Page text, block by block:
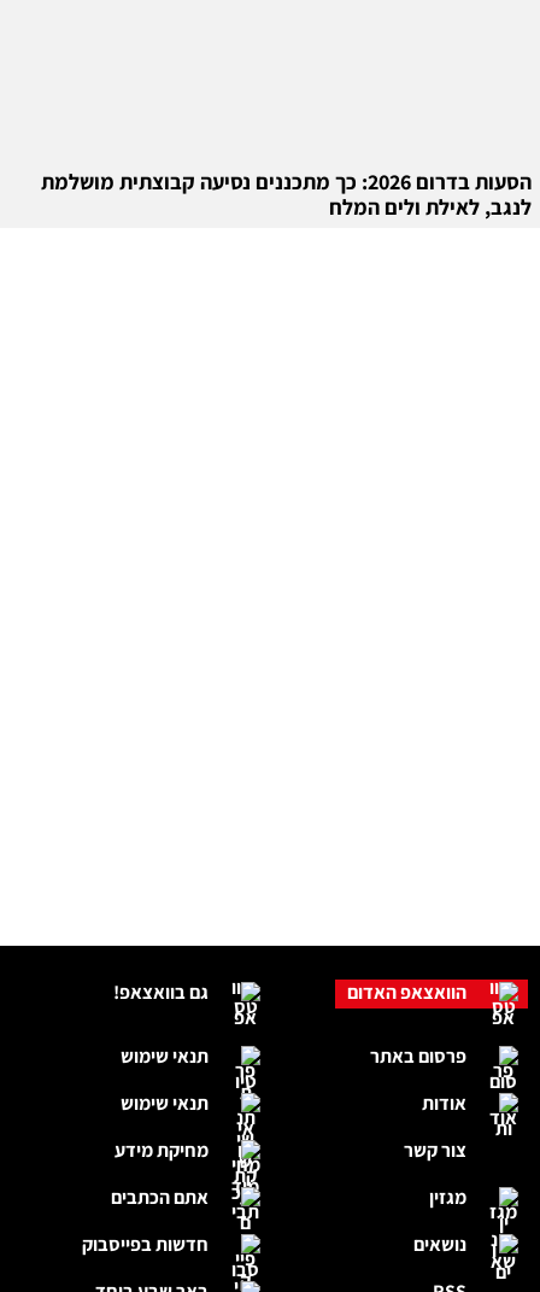
הסעות בדרום 2026: כך מתכננים נסיעה קבוצתית מושלמת
לנגב, לאילת ולים המלח
גם בוואצאפ!
תנאי שימוש
תנאי שימוש
מחיקת מידע
אתם הכתבים
חדשות בפייסבוק
הוואצאפ האדום
פרסום באתר
אודות
צור קשר
מגזין
נושאים